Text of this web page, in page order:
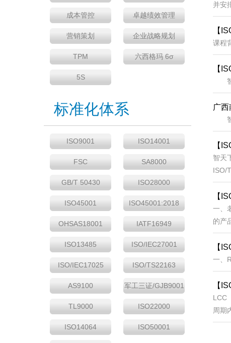
并安
【
课程
【
智
广
智
【
智天
ISO/
【
一、
的产
【
一、
【
LCC
周期
成本管控 卓越绩效管理
营销策划 企业战略规划
TPM 六西格玛 6σ
5S
标准化体系
ISO9001 ISO14001
FSC SA8000
GB/T 50430 ISO28000
ISO45001 ISO45001:2018
OHSAS18001 IATF16949
ISO13485 ISO/IEC27001
ISO/IEC17025 ISO/TS22163
AS9100 军工三证/GJB9001
TL9000 ISO22000
ISO14064 ISO50001